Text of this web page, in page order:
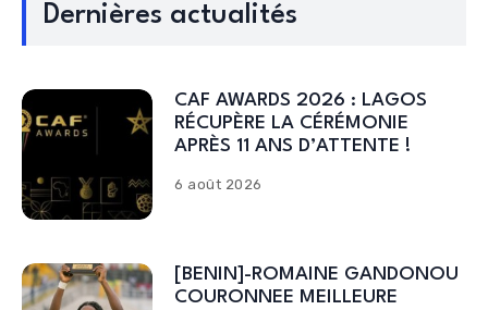
Dernières actualités
CAF AWARDS 2026 : LAGOS
RÉCUPÈRE LA CÉRÉMONIE
APRÈS 11 ANS D’ATTENTE !
6 août 2026
[BENIN]-ROMAINE GANDONOU
COURONNEE MEILLEURE